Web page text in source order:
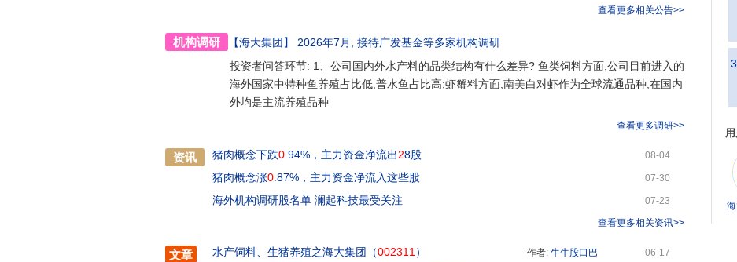
查看更多相关公告>>
机构调研 【海大集团】 2026年7月 , 接待广发基金等多家机构调研
投资者问答环节: 1、公司国内外水产料的品类结构有什么差异? 鱼类饲料方面,公司目前进入的
海外国家中特种鱼养殖占比低,普水鱼占比高;虾蟹料方面,南美白对虾作为全球流通品种,在国内
外均是主流养殖品种
查看更多调研>>
资讯 猪肉概念下跌0 .94%，主力资金净流出28股 08-04
猪肉概念涨0 .87%，主力资金净流入这些股 07-30
海外机构调研股名单 澜起科技最受关注
07-23
查看更多相关资讯>>
文章 水产饲料、生猪养殖之海大集团（002311 ） 作者: 牛牛股口巴 06-17